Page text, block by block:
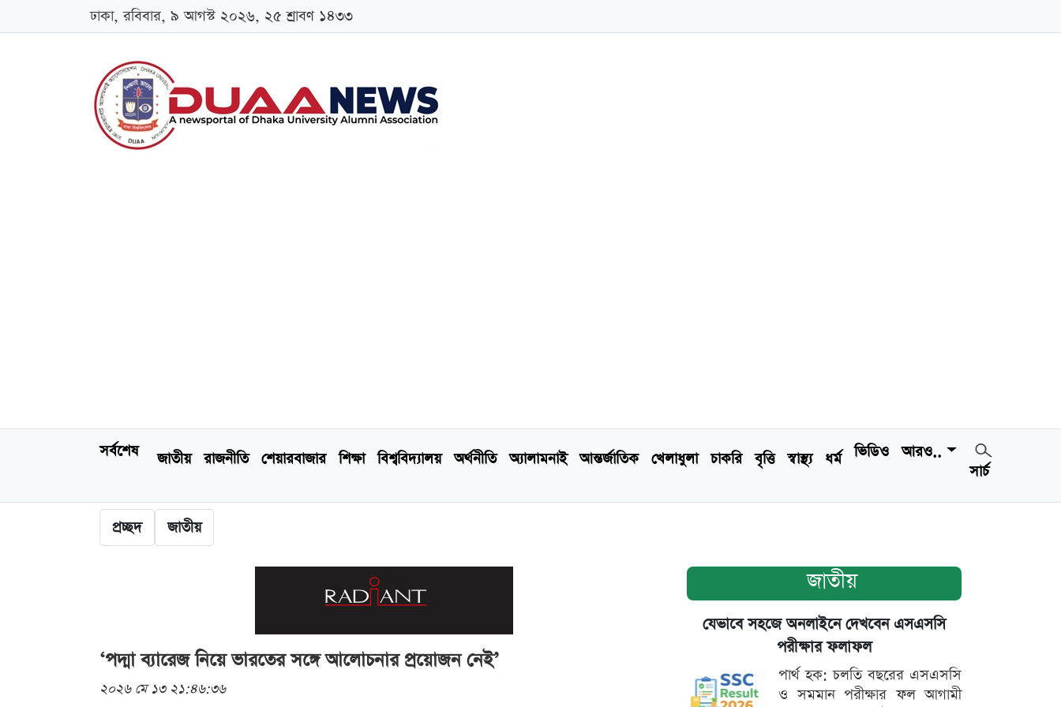
ঢাকা, রবিবার, ৯ আগস্ট ২০২৬, ২৫ শ্রাবণ ১৪৩৩
সর্বশেষ জাতীয় রাজনীতি শেয়ারবাজার শিক্ষা বিশ্ববিদ্যালয় অর্থনীতি অ্যালামনাই আন্তর্জাতিক খেলাধুলা চাকরি বৃত্তি স্বাস্থ্য ধর্ম ভিডিও
আরও..
সার্চ
প্রচ্ছদ জাতীয়
‘পদ্মা ব্যারেজ নিয়ে ভারতের সঙ্গে আলোচনার প্রয়োজন নেই’
২০২৬ মে ১৩ ২১:৪৬:৩৬
জাতীয়
যেভাবে সহজে অনলাইনে দেখবেন এসএসসি
পরীক্ষার ফলাফল
পার্থ হক: চলতি বছরের এসএসসি
ও সমমান পরীক্ষার ফল আগামী